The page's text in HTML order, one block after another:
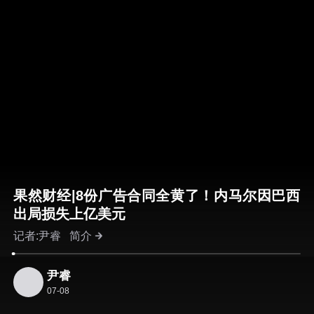
果然财经|8份广告合同全黄了！内马尔因巴西
出局损失上亿美元
记者:尹睿简介
尹睿
07-08